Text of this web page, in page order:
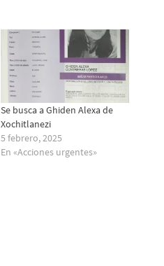
Se busca a Ghiden Alexa de
Xochitlanezi
5 febrero, 2025
En «Acciones urgentes»